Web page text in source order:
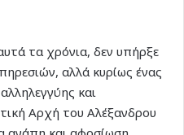
τα χρόνια, δεν υπήρξε
αλλά κυρίως ένας
και
Αρχή του Αλέξανδρου